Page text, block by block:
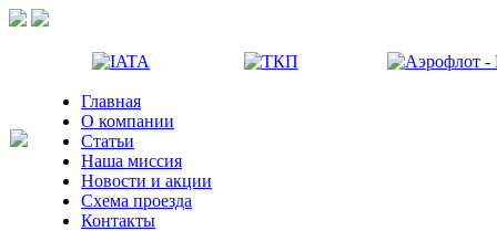
Главная
О компании
Статьи
Наша миссия
Новости и акции
Схема проезда
Контакты